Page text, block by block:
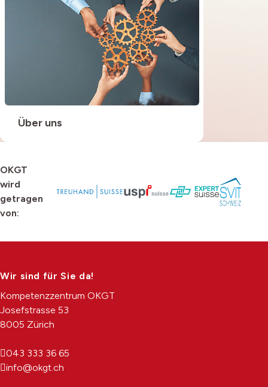
Über uns
OKGT
wird
getragen
von:
Wir sind für Sie da!
Kompetenzzentrum OKGT
Josefstrasse 53
8005 Zürich
043 333 36 65
info@okgt.ch